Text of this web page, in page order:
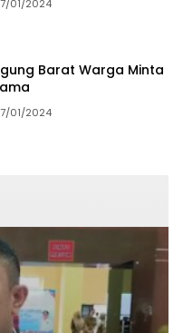
01/2024
Barat Warga Minta
01/2024